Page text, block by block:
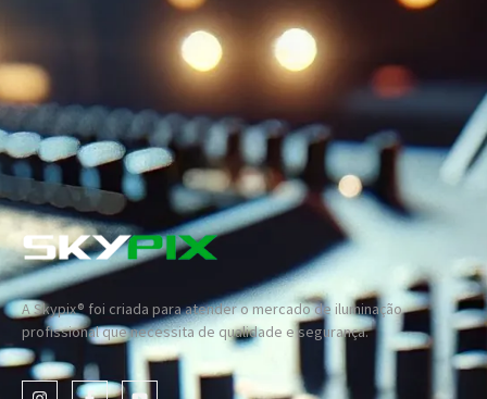
A Skypix® foi criada para atender o mercado de iluminação
profissional que necessita de qualidade e segurança.